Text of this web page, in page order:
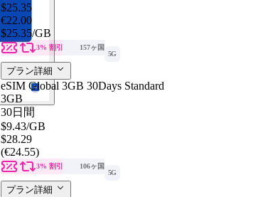
$25.35
€22.00
$25.35/GB
3% 割引
157ヶ国
5G
プラン詳細
eSIM Global 3GB 30Days Standard
3GB
30日間
$9.43/GB
$28.29
(€24.55)
3% 割引
106ヶ国
5G
プラン詳細